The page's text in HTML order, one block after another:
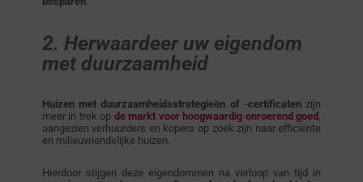
2. Herwaardeer uw eigendom
met duurzaamheid
Huizen met duurzaamheidsstrategieën of -certificatenzijn
meer in trek op de markt voor hoogwaardig onroerend goed ,
aangezien verhuurders en kopers op zoek zijn naar efficiënte
en milieuvriendelijke huizen.
Hierdoor stijgen deze eigendommen na verloop van tijd in